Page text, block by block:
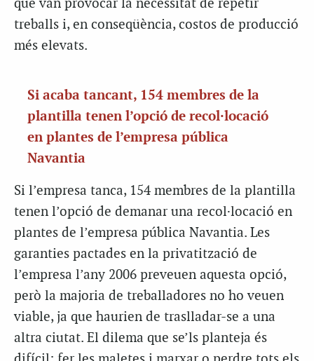
que van provocar la necessitat de repetir
treballs i, en conseqüència, costos de producció
més elevats.
Si acaba tancant, 154 membres de la
plantilla tenen l’opció de recol·locació
en plantes de l’empresa pública
Navantia
Si l’empresa tanca, 154 membres de la plantilla
tenen l’opció de demanar una recol·locació en
plantes de l’empresa pública Navantia. Les
garanties pactades en la privatització de
l’empresa l’any 2006 preveuen aquesta opció,
però la majoria de treballadores no ho veuen
viable, ja que haurien de traslladar-se a una
altra ciutat. El dilema que se’ls planteja és